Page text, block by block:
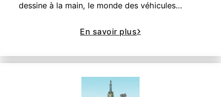
dessine à la main, le monde des véhicules…
En savoir plus